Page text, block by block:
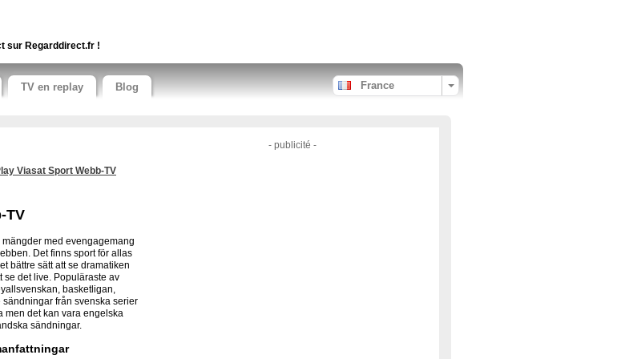
sur Regarddirect.fr !
TV en replay Blog France
- publicité -
Viasat Sport Webb-TV
TV
mängder med evengagemang
Det finns sport för allas
bättre sätt att se dramatiken
se det live. Populäraste av
basketligan,
från svenska serier
men det kan vara engelska
sändningar.